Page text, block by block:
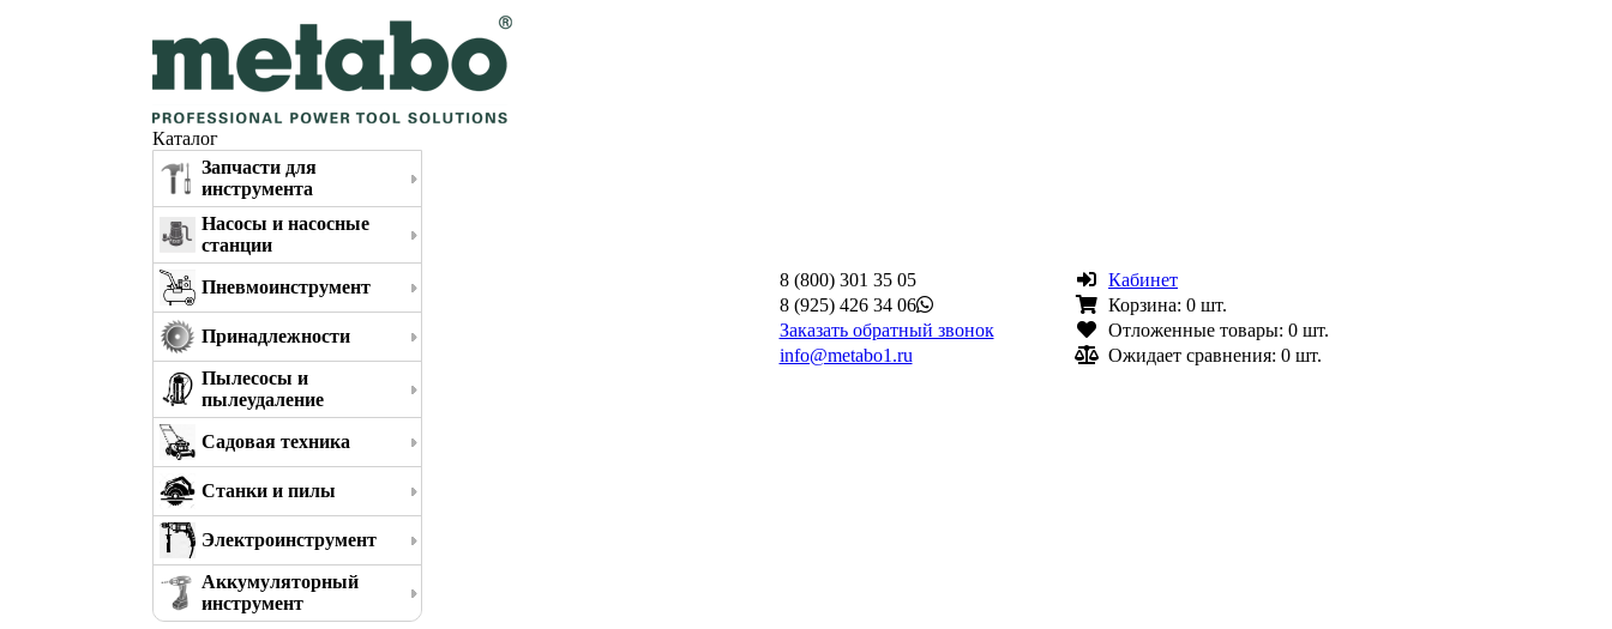
Каталог
Запчасти для
инструмента
Насосы и насосные
станции
Пневмоинструмент
Принадлежности
Пылесосы и
пылеудаление
Садовая техника
Станки и пилы
Электроинструмент
Аккумуляторный
инструмент
8 (800) 301 35 05
8 (925) 426 34 06
Заказать обратный звонок
info@metabo1.ru
Кабинет
Корзина: 0 шт.
Отложенные товары: 0 шт.
Ожидает сравнения: 0 шт.